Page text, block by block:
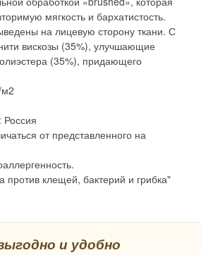
мягкость и бархатистость.
на лицевую сторону ткани. С
вискозы (35%), улучшающие
(35%), придающего
м2
Россия
от представленного на
против клещей, бактерий и грибка"
и удобно